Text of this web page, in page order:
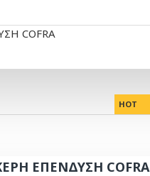
HOT
ΕΠΕΝΔΥΣΗ COFRA